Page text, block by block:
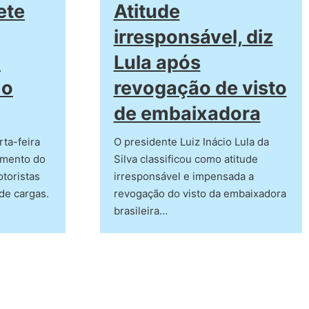
feira
do
cargas.
Atitude
irresponsável, diz
Lula após
revogação de visto
de embaixadora
O presidente Luiz Inácio Lula da
Silva classificou como atitude
irresponsável e impensada a
revogação do visto da embaixadora
brasileira…